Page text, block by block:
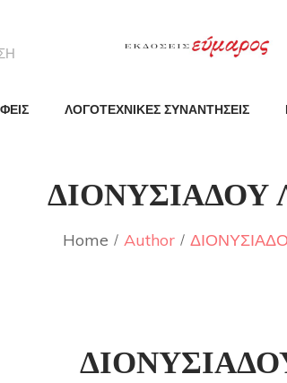
ΛΟΓΟΤΕΧΝΙΚΕΣ ΣΥΝΑΝΤΗΣΕΙΣ
ΔΙΟΝΥΣΙΑΔΟΥ
Home Author